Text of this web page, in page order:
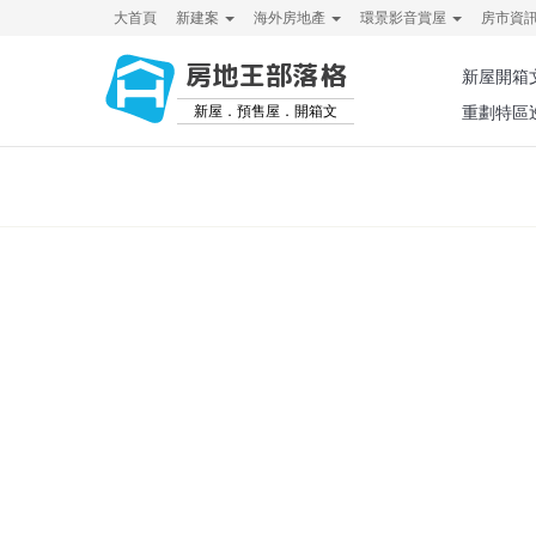
大首頁 新建案 海外房地產 環景影音賞屋 房市資
房地王部落格
新屋．預售屋．開箱文
新屋開箱
重劃特區